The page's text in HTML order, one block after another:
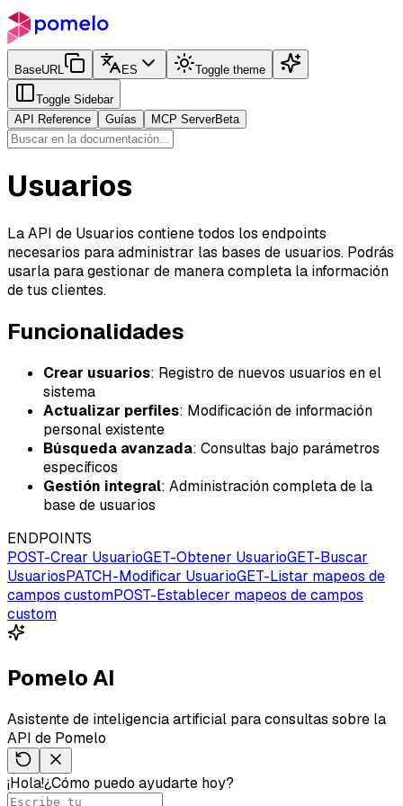
BaseURL ES Toggle theme
Toggle Sidebar
API Reference
Guías MCP ServerBeta
Usuarios
La API de Usuarios contiene todos los endpoints
necesarios para administrar las bases de usuarios. Podrás
usarla para gestionar de manera completa la información
de tus clientes.
Funcionalidades
Crear usuarios: Registro de nuevos usuarios en el
sistema
Actualizar perfiles: Modificación de información
personal existente
Búsqueda avanzada: Consultas bajo parámetros
específicos
Gestión integral: Administración completa de la
base de usuarios
ENDPOINTS
POST-Crear UsuarioGET-Obtener UsuarioGET-Buscar
UsuariosPATCH-Modificar UsuarioGET-Listar mapeos de
campos customPOST-Establecer mapeos de campos
custom
Pomelo AI
Asistente de inteligencia artificial para consultas sobre la
API de Pomelo
¡Hola!¿Cómo puedo ayudarte hoy?